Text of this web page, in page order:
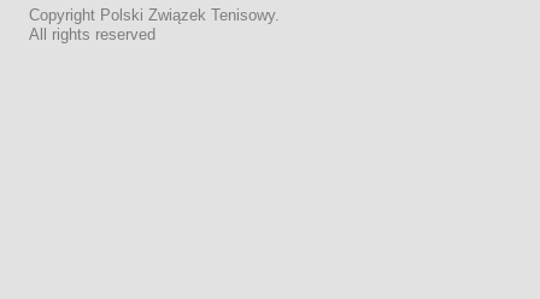
Copyright Polski Związek Tenisowy.
All rights reserved